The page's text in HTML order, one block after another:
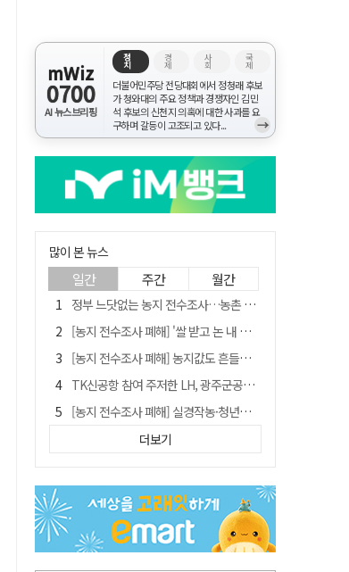
mWiz
0700
AI 뉴스브리핑
정
치
경
제
사
회
국
제
더불어민주당 전당대회에서 정청래 후보
가 청와대의 주요 정책과 경쟁자인 김민
석 후보의 신천지 의혹에 대한 사과를 요
구하며 갈등이 고조되고 있다...
→
많이 본 뉴스
일간 주간 월간
정부 느닷없는 농지 전수조사…농촌 들쑤시는 '경자유전'의 칼날
[농지 전수조사 폐해] '쌀 받고 논 내 준' 도지농 이제 어쩌나?
[농지 전수조사 폐해] 농지값도 흔들리나…"도지 막히면 헐값 매물 나올 수도"
TK신공항 참여 주저한 LH, 광주군공항 사업에는 앞장
[농지 전수조사 폐해] 실경작농·청년농 부담도 커진다
[단독] 김영수 "국방부 청문준비단, 안규백 탈영 알고있었다"
청도군정 '두 시어머니'가 되어서는 안된다
홈플러스 다시 문 연다… 대구경북 매장도 재개장 준비 돌입
"상법개정해도 주주가 '봉'"…하이닉스 솔리다임 상장설에 술렁[개미와글와글]
더보기